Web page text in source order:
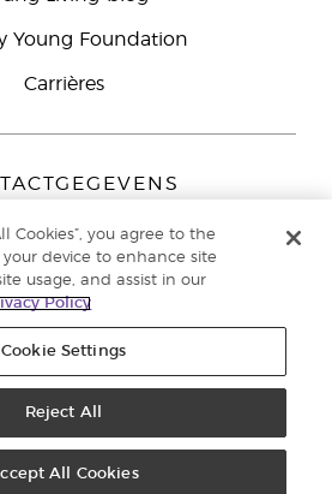
Young Foundation
Carrières
Peizerweg 97
AJ Groningen
Nederland
44-0-1480-710032
| Privacybeleid
Cookies”, you agree to the
device to enhance site
usage, and assist in our
Policy
Cookie Settings
Reject All
All Cookies